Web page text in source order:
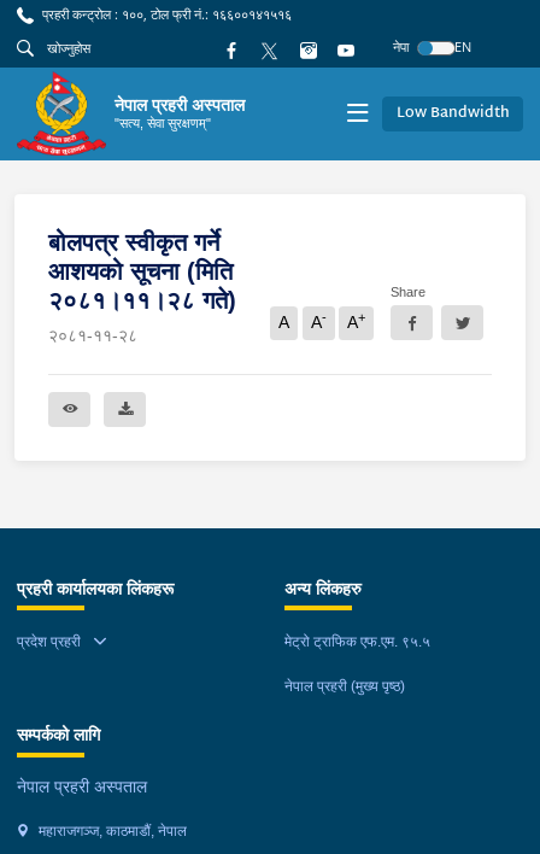
प्रहरी कन्ट्रोल : १००, टोल फ्री नं.: १६६००१४१५१६
नेपा
EN
नेपाल प्रहरी अस्पताल
"सत्य, सेवा सुरक्षणम्" Low Bandwidth
बोलपत्र स्वीकृत गर्ने
आशयको सूचना (मिति
२०८१।११।२८ गते)
२०८१-११-२८
A A- A+
Share
प्रहरी कार्यालयका लिंकहरू
प्रदेश प्रहरी
अन्य लिंकहरु
मेट्रो ट्राफिक एफ.एम. ९५.५
नेपाल प्रहरी (मुख्य पृष्ठ)
सम्पर्कको लागि
नेपाल प्रहरी अस्पताल
महाराजगञ्ज, काठमाडौं, नेपाल